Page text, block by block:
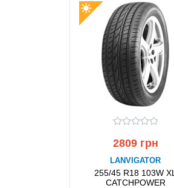
2809 грн
LANVIGATOR
255/45 R18 103W XL
CATCHPOWER